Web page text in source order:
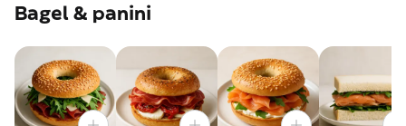
Bagel & panini